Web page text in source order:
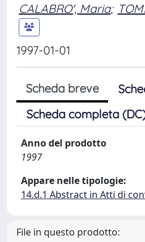
CALABRO', Maria;
1997-01-01
Scheda breve
Scheda completa
Anno del prodotto
1997
Appare nelle tipologie:
14.d.1 Abstract in Atti di
File in questo prodotto: